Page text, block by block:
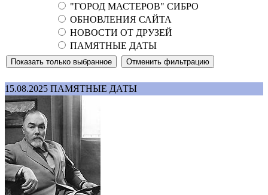
"ГОРОД МАСТЕРОВ" СИБРО
ОБНОВЛЕНИЯ САЙТА
НОВОСТИ ОТ ДРУЗЕЙ
ПАМЯТНЫЕ ДАТЫ
15.08.2025 ПАМЯТНЫЕ ДАТЫ